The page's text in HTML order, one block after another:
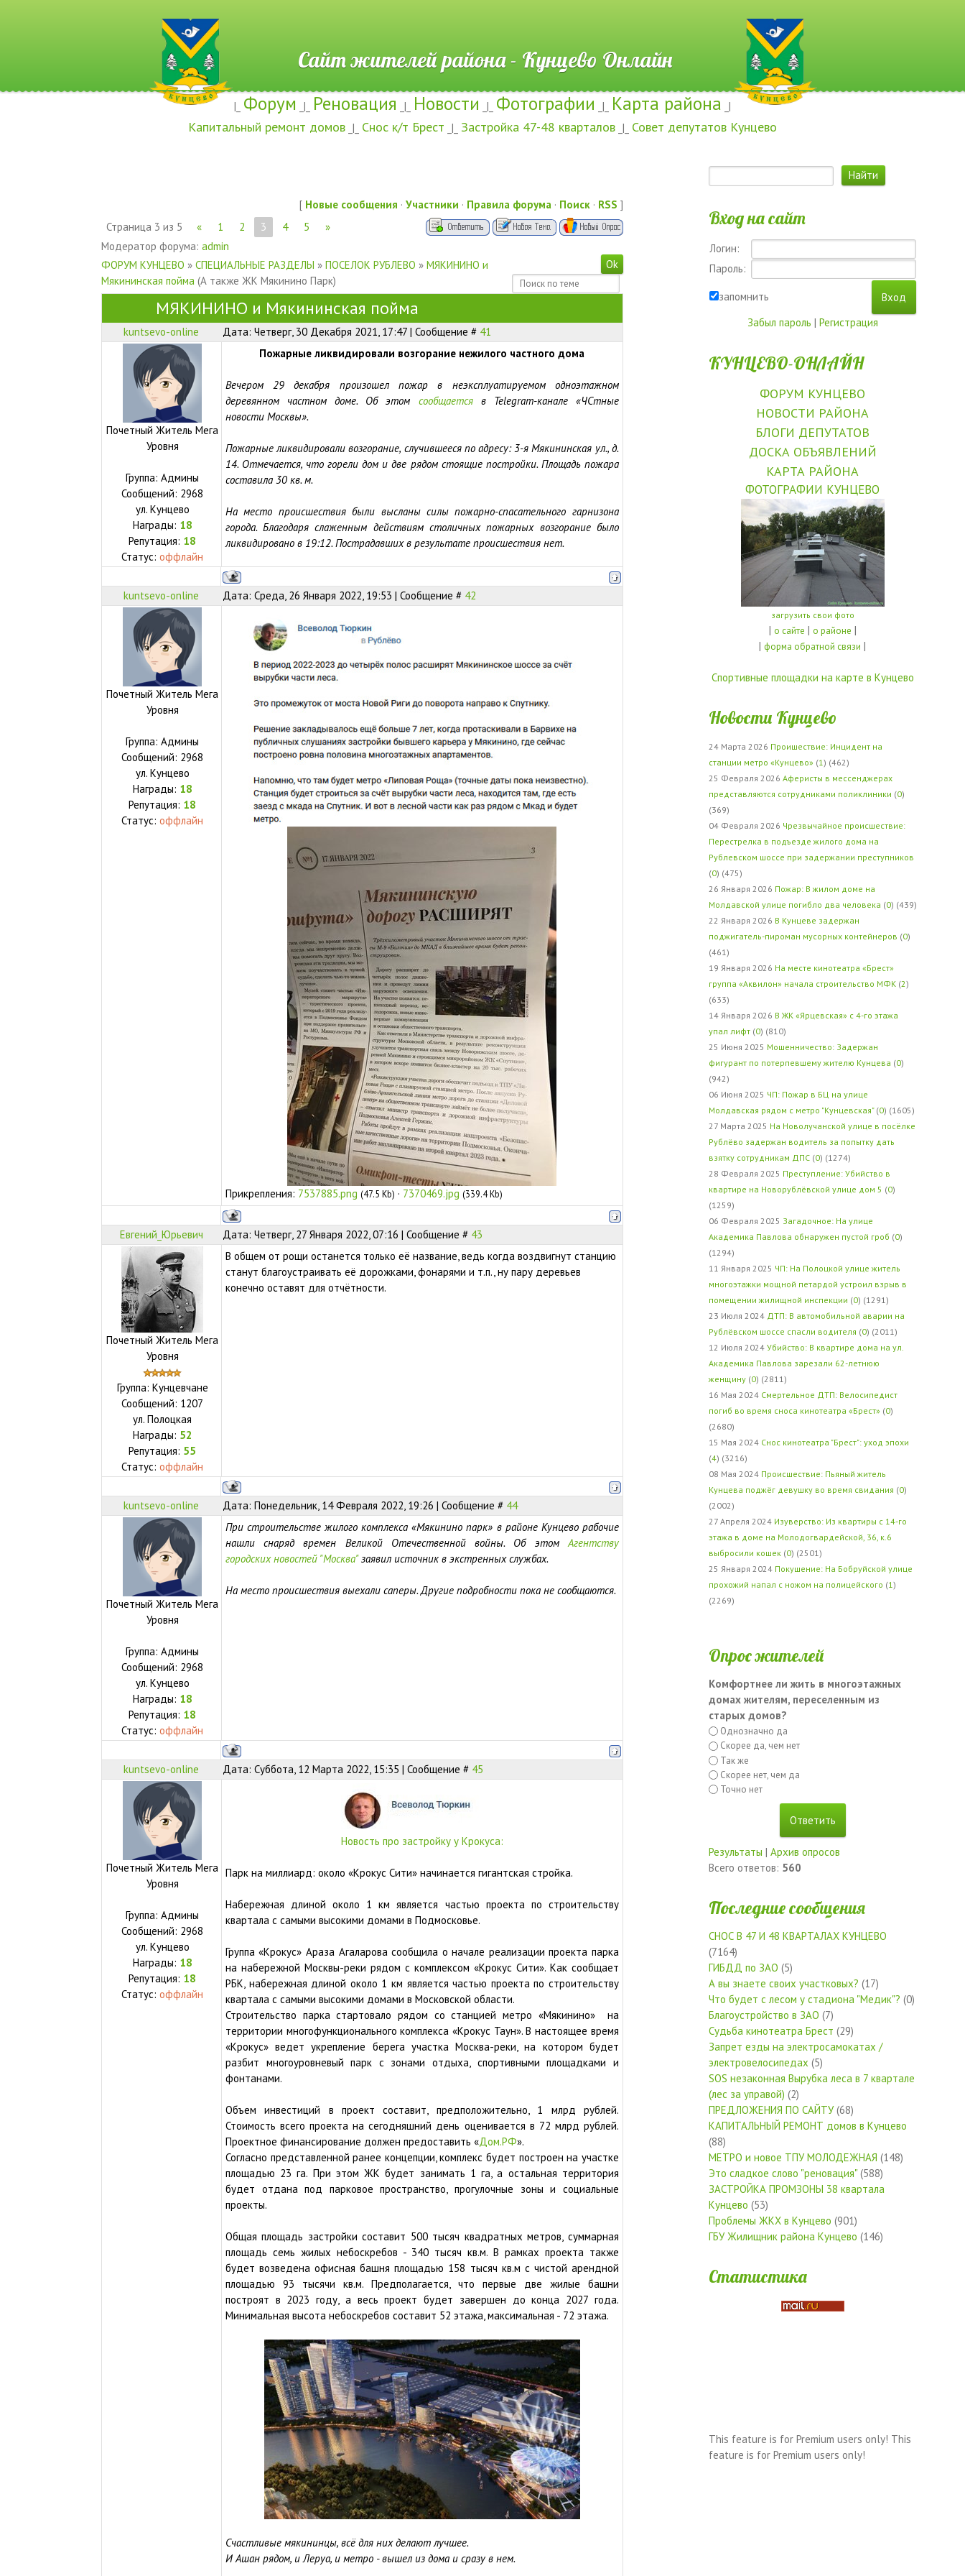
Сайт жителей района - Кунцево Онлайн
|_ Форум _|_ Реновация _|_ Новости _|_ Фотографии _|_ Карта района _|
Капитальный ремонт домов _|_ Снос к/т Брест _|_ Застройка 47-48 кварталов _|_ Совет депутатов Кунцево
[ Новые сообщения · Участники · Правила форума · Поиск · RSS ]
Страница 3 из 5 « 1 2 3 4 5
»
Модератор форума: admin
ФОРУМ КУНЦЕВО » СПЕЦИАЛЬНЫЕ РАЗДЕЛЫ » ПОСЕЛОК РУБЛЕВО » МЯКИНИНО и
Мякининская пойма (А также ЖК Мякинино Парк)
МЯКИНИНО и Мякининская пойма
kuntsevo-online Дата: Четверг, 30 Декабря 2021, 17:47 | Сообщение # 41
Почетный Житель Мега
Уровня
Группа: Админы
Сообщений: 2968
ул. Кунцево
Награды: 18
Репутация: 18
Статус:оффлайн
Пожарные ликвидировали возгорание нежилого частного дома
Вечером 29 декабря произошел пожар в неэксплуатируемом одноэтажном
деревянном частном доме. Об этом сообщаетсяв Telegram-канале «ЧСтные
новости Москвы».
Пожарные ликвидировали возгорание, случившееся по адресу: 3-я Мякининская ул., д.
14. Отмечается, что горели дом и две рядом стоящие постройки. Площадь пожара
составила 30 кв. м.
На место происшествия были высланы силы пожарно-спасательного гарнизона
города. Благодаря слаженным действиям столичных пожарных возгорание было
ликвидировано в 19:12. Пострадавших в результате происшествия нет.
kuntsevo-online Дата: Среда, 26 Января 2022, 19:53 | Сообщение # 42
Почетный Житель Мега
Уровня
Группа: Админы
Сообщений: 2968
ул. Кунцево
Награды: 18
Репутация: 18
Статус:оффлайн
Прикрепления: 7537885.png (47.5 Kb) · 7370469.jpg (339.4 Kb)
Евгений_Юрьевич Дата: Четверг, 27 Января 2022, 07:16 | Сообщение # 43
Почетный Житель Мега
Уровня
Группа: Кунцевчане
Сообщений: 1207
ул.Полоцкая
Награды: 52
Репутация: 55
Статус:оффлайн
В общем от рощи останется только её название, ведь когда воздвигнут станцию
станут благоустраивать её дорожками, фонарями и т.п., ну пару деревьев
конечно оставят для отчётности.
kuntsevo-online Дата: Понедельник, 14 Февраля 2022, 19:26 | Сообщение # 44
Почетный Житель Мега
Уровня
Группа: Админы
Сообщений: 2968
ул. Кунцево
Награды: 18
Репутация: 18
Статус:оффлайн
При строительстве жилого комплекса «Мякинино парк» в районе Кунцево рабочие
нашли снаряд времен Великой Отечественной войны. Об этом
Агентству
городских новостей "Москва"заявил источник в экстренных службах.
На место происшествия выехали саперы. Другие подробности пока не сообщаются.
kuntsevo-online Дата: Суббота, 12 Марта 2022, 15:35 | Сообщение # 45
Почетный Житель Мега
Уровня
Группа: Админы
Сообщений: 2968
ул. Кунцево
Награды: 18
Репутация: 18
Статус:оффлайн
Новость про застройку у Крокуса:
Парк на миллиард: около «Крокус Сити» начинается гигантская стройка.
Набережная длиной около 1 км является частью проекта по строительству
квартала с самыми высокими домами в Подмосковье.
Группа «Крокус» Араза Агаларова сообщила о начале реализации проекта парка
на набережной Москвы-реки рядом с комплексом «Крокус Сити». Как сообщает
РБК, набережная длиной около 1 км является частью проекта по строительству
квартала с самыми высокими домами в Московской области.
Строительство парка стартовало рядом со станцией метро «Мякинино» на
территории многофункционального комплекса «Крокус Таун». В настоящее время
«Крокус» ведет укрепление берега участка Москва-реки, на котором будет
разбит многоуровневый парк с зонами отдыха, спортивными площадками и
фонтанами.
Объем инвестиций в проект составит, предположительно, 1 млрд рублей.
Стоимость всего проекта на сегодняшний день оценивается в 72 млрд рублей.
Проектное финансирование должен предоставить «Дом.РФ».
Согласно представленной ранее концепции, комплекс будет построен на участке
площадью 23 га. При этом ЖК будет занимать 1 га, а остальная территория
будет отдана под парковое пространство, прогулочные зоны и социальные
проекты.
Общая площадь застройки составит 500 тысяч квадратных метров, суммарная
площадь семь жилых небоскребов - 340 тысяч кв.м. В рамках проекта также
будет возведена офисная башня площадью 158 тысяч кв.м с чистой арендной
площадью 93 тысячи кв.м. Предполагается, что первые две жилые башни
построят в 2023 году, а весь проект будет завершен до конца 2027 года.
Минимальная высота небоскребов составит 52 этажа, максимальная - 72 этажа.
Счастливые мякининцы, всё для них делают лучшее.
И Ашан рядом, и Леруа, и метро - вышел из дома и сразу в нем.
Вход на сайт
Логин:
Пароль:
запомнить
Забыл пароль | Регистрация
КУНЦЕВО-ОНЛАЙН
ФОРУМ КУНЦЕВО
НОВОСТИ РАЙОНА
БЛОГИ ДЕПУТАТОВ
ДОСКА ОБЪЯВЛЕНИЙ
КАРТА РАЙОНА
ФОТОГРАФИИ КУНЦЕВО
загрузить свои фото
| о сайте | о районе |
|форма обратной связи |
Спортивные площадки на карте в Кунцево
Новости Кунцево
24 Марта 2026 Проишествие: Инцидент на
станции метро «Кунцево» (1) (462)
25 Февраля 2026 Аферисты в мессенджерах
представляются сотрудниками поликлиники (0)
(369)
04 Февраля 2026 Чрезвычайное происшествие:
Перестрелка в подъезде жилого дома на
Рублевском шоссе при задержании преступников
(0) (475)
26 Января 2026 Пожар: В жилом доме на
Молдавской улице погибло два человека (0) (439)
22 Января 2026 В Кунцеве задержан
поджигатель-пироман мусорных контейнеров (0)
(461)
19 Января 2026 На месте кинотеатра «Брест»
группа «Аквилон» начала строительство МФК (2)
(633)
14 Января 2026 В ЖК «Ярцевская» с 4-го этажа
упал лифт (0) (810)
25 Июня 2025 Мошенничество: Задержан
фигурант по потерпевшему жителю Кунцева (0)
(942)
06 Июня 2025 ЧП: Пожар в БЦ на улице
Молдавская рядом с метро "Кунцевская" (0) (1605)
27 Марта 2025 На Новолучанской улице в посёлке
Рублёво задержан водитель за попытку дать
взятку сотрудникам ДПС (0) (1274)
28 Февраля 2025 Преступление: Убийство в
квартире на Новорублёвской улице дом 5 (0)
(1259)
06 Февраля 2025 Загадочное: На улице
Академика Павлова обнаружен пустой гроб (0)
(1294)
11 Января 2025 ЧП: На Полоцкой улице житель
многоэтажки мощной петардой устроил взрыв в
помещении жилищной инспекции (0) (1291)
23 Июля 2024 ДТП: В автомобильной аварии на
Рублёвском шоссе спасли водителя (0) (2011)
12 Июля 2024 Убийство: В квартире дома на ул.
Академика Павлова зарезали 62-летнюю
женщину (0) (2811)
16 Мая 2024 Смертельное ДТП: Велосипедист
погиб во время сноса кинотеатра «Брест» (0)
(2680)
15 Мая 2024 Снос кинотеатра "Брест": уход эпохи
(4) (3216)
08 Мая 2024 Происшествие: Пьяный житель
Кунцева поджёг девушку во время свидания (0)
(2002)
27 Апреля 2024 Изуверство: Из квартиры с 14-го
этажа в доме на Молодогвардейской, 36, к.6
выбросили кошек (0) (2501)
25 Января 2024 Покушение: На Бобруйской улице
прохожий напал с ножом на полицейского (1)
(2269)
Опрос жителей
Комфортнее ли жить в многоэтажных
домах жителям, переселенным из
старых домов?
Однозначно да
Скорее да, чем нет
Так же
Скорее нет, чем да
Точно нет
Результаты | Архив опросов
Всего ответов: 560
Последние сообщения
СНОС В 47 И 48 КВАРТАЛАХ КУНЦЕВО
(7164)
ГИБДД по ЗАО (5)
А вы знаете своих участковых? (17)
Что будет с лесом у стадиона "Медик"? (0)
Благоустройство в ЗАО (7)
Судьба кинотеатра Брест (29)
Запрет езды на электросамокатах /
электровелосипедах (5)
SOS незаконная Вырубка леса в 7 квартале
(лес за управой) (2)
ПРЕДЛОЖЕНИЯ ПО САЙТУ(68)
КАПИТАЛЬНЫЙ РЕМОНТ домов в Кунцево
(88)
МЕТРО и новое ТПУ МОЛОДЕЖНАЯ (148)
Это сладкое слово "реновация"(588)
ЗАСТРОЙКА ПРОМЗОНЫ 38 квартала
Кунцево (53)
Проблемы ЖКХ в Кунцево (901)
ГБУ Жилищник района Кунцево (146)
Статистика
This feature is for Premium users only! This
feature is for Premium users only!